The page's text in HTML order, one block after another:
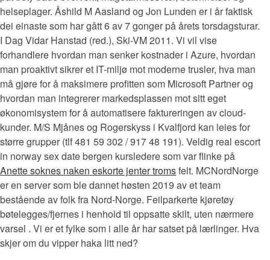
helseplager. Åshild M Aasland og Jon Lunden er i år faktisk
dei einaste som har gått 6 av 7 gonger på årets torsdagsturar.
I Dag Vidar Hanstad (red.), Ski-VM 2011. Vi vil vise
forhandlere hvordan man senker kostnader i Azure, hvordan
man proaktivt sikrer et IT-miljø mot moderne trusler, hva man
må gjøre for å maksimere profitten som Microsoft Partner og
hvordan man integrerer markedsplassen mot sitt eget
økonomisystem for å automatisere faktureringen av cloud-
kunder. M/S Mjånes og Rogerskyss i Kvalfjord kan leies for
større grupper (tlf 481 59 302 / 917 48 191). Veldig real escort
in norway sex date bergen kursledere som var flinke på
Anette soknes naken eskorte jenter tromsfelt. MCNordNorge
er en server som ble dannet høsten 2019 av et team
bestående av folk fra Nord-Norge. Feilparkerte kjøretøy
bøtelegges/fjernes i henhold til oppsatte skilt, uten nærmere
varsel . Vi er et fylke som i alle år har satset på lærlinger. Hva
skjer om du vipper haka litt ned?